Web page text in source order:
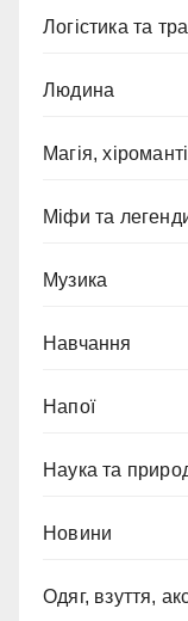
Логістика та
Людина
Магія,
Міфи та
Музика
Навчання
Напої
Наука та
Новини
Одяг, взуття,